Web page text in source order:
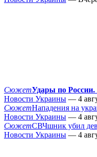
СюжетУдары по России.
Новости Украины — 4
СюжетНападения на
Новости Украины — 4
СюжетСВЧшник убил
Новости Украины — 4